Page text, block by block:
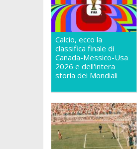
Calcio, ecco la
classifica finale di
Canada-Messico-Usa
2026 e dell'intera
storia dei Mondiali